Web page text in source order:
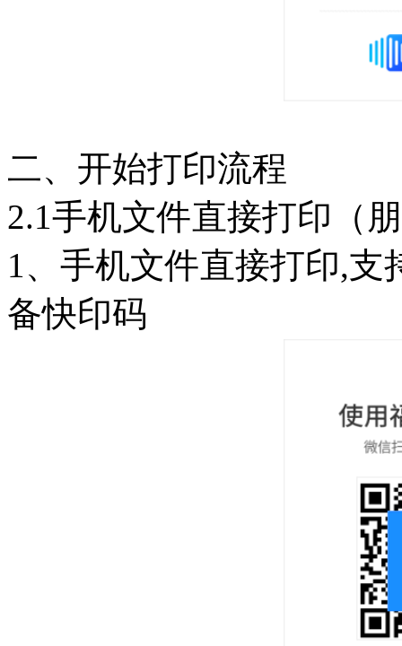
二、开始打印流程
2.1手机文件直接打印（
1、手机文件直接打印,支
备快印码